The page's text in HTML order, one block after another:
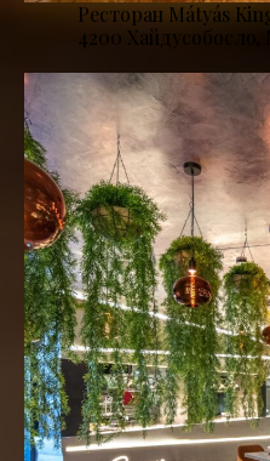
Ресторан Mátyás
4200 Хайдусобосло,